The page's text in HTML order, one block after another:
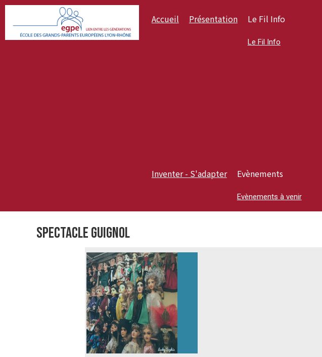
Accueil Présentation Le Fil Info
Le Fil Info
Inventer - S'adapter Evènements
Evènements à venir
SPECTACLE GUIGNOL